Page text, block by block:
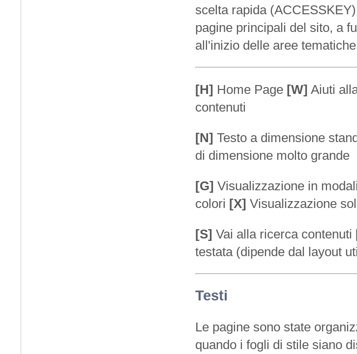
scelta rapida
pagine principali del sito, a
all'inizio delle aree
[H] Home Page [W] Aiuti
contenuti
[N] Testo a dimensione
di dimensione molto grande
[G] Visualizzazione in
colori [X] Visualizzazione
[S] Vai alla ricerca contenuti
testata (dipende dal layout
Testi
Le pagine sono state
quando i fogli di stile siano